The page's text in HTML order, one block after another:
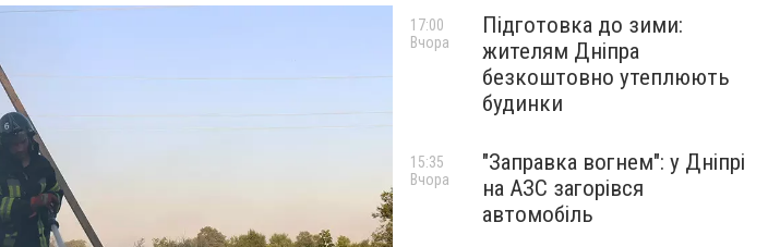
Підготовка до зими:
жителям Дніпра
безкоштовно утеплюють
будинки
17:00
Вчора
"Заправка вогнем": у Дніпрі
на АЗС загорівся
автомобіль
15:35
Вчора